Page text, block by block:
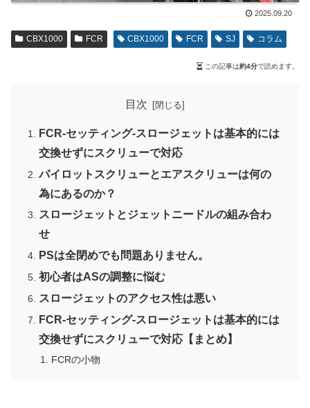
2025.09.20
CBX1000 FCR CBX1000 FCR SJ コラム
この記事は約4分で読めます。
目次
FCR-セッティング-スロージェットは基本的には
交換せずにスクリューで対応
パイロットスクリューとエアスクリューは何の
為にあるのか？
スロージェットとジェットニードルの組み合わ
せ
PSは全閉めでも問題ありません。
初心者はASの調整に悩む
スロージェットのアクセス性は悪い
FCR-セッティング-スロージェットは基本的には
交換せずにスクリューで対応【まとめ】
FCRの小物